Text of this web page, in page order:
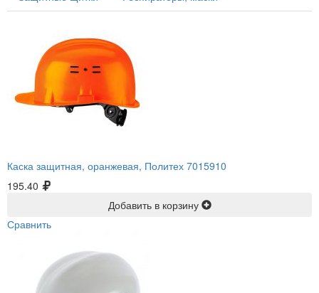
Каска защитная, оранжевая, Политех 7015910
195.40
Добавить в корзину
Сравнить